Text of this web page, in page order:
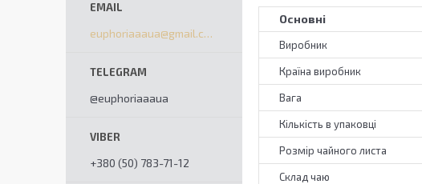
Основні
Виробник
Країна виробник
Вага
Кількість в упаковці
Розмір чайного листа
Склад чаю
euphoriaaaua@gmail.com
@euphoriaaaua
+380 (50) 783-71-12